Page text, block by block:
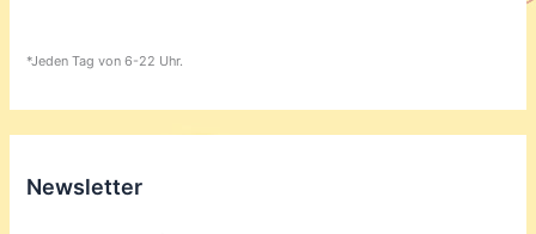
*Jeden Tag von 6-22 Uhr.
Newsletter